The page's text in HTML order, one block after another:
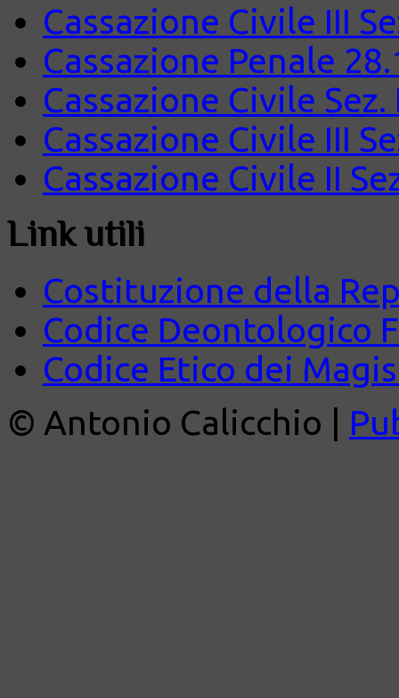
Cassazione Civile III
Cassazione Penale
Cassazione Civile
Cassazione Civile III
Cassazione Civile II
Link utili
Costituzione della
Codice Deontologico
Codice Etico dei
© Antonio Calicchio |